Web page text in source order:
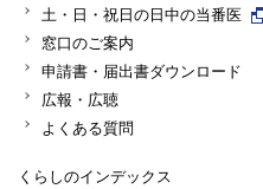
土・日・祝日の日中の当番医
窓口のご案内
申請書・届出書ダウンロード
広報・広聴
よくある質問
くらしのインデックス